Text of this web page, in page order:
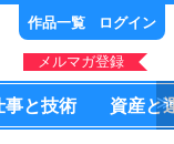
作品一覧 ログイン
メルマガ登録
事と技術 資産と